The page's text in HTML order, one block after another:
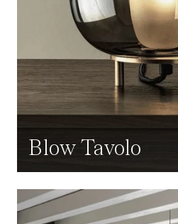
Blow Tavolo